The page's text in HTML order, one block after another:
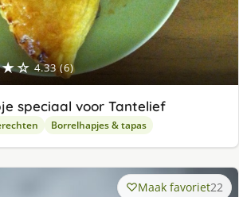
4.33 (6)
speciaal voor Tantelief
Borrelhapjes & tapas
Maak favoriet22